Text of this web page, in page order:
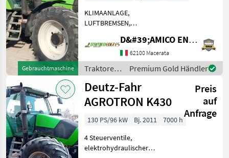
Gebrauchtmaschine
KLIMAANLAGE,
LUFTBREMSEN,
VORDERKOTFLÜGEL,
LUFTGEFEDERTER
FAHRERSITZ UND
BEIFARRSITZ, 4
BREMSZYLINDER SCHÖN!
Traktoren Standard
Traktoren
D&#39;AMICO ENGLES SRL
62100 Macerata
Traktoren
/ Deutz
Fahr
Premium Gold Händler
Deutz-Fahr
AGROTRON K430
Preis
auf
Anfrage
130 PS/96 kW Bj. 2011
7000 h
4 Steuerventile,
elektrohydraulischer